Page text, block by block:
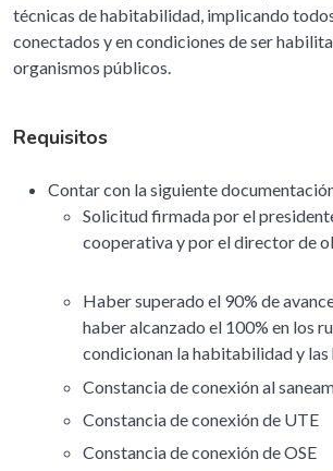
técnicas de habitabilidad, implicando
conectados y en condiciones de ser
organismos públicos.
Requisitos
Contar con la siguiente
Solicitud firmada por el
cooperativa y por el director
Haber superado el 90% de
haber alcanzado el 100% en los
condicionan la habitabilidad y
Constancia de conexión al
Constancia de conexión de UTE
Constancia de conexión